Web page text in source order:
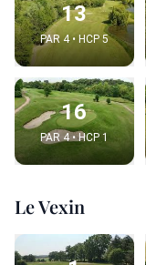
13
PAR 4 • HCP 5
16
PAR 4 • HCP 1
Le Vexin